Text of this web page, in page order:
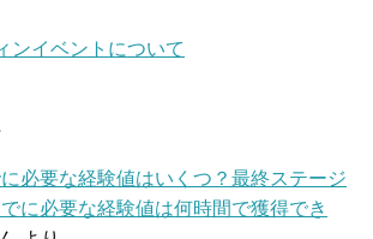
ンイベントについて
必要な経験値はいくつ？最終ステージ
に必要な経験値は何時間で獲得でき